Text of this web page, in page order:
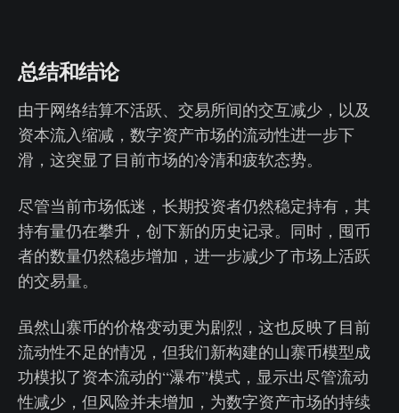
总结和结论
由于网络结算不活跃、交易所间的交互减少，以及
资本流入缩减，数字资产市场的流动性进一步下
滑，这突显了目前市场的冷清和疲软态势。
尽管当前市场低迷，长期投资者仍然稳定持有，其
持有量仍在攀升，创下新的历史记录。同时，囤币
者的数量仍然稳步增加，进一步减少了市场上活跃
的交易量。
虽然山寨币的价格变动更为剧烈，这也反映了目前
流动性不足的情况，但我们新构建的山寨币模型成
功模拟了资本流动的“瀑布”模式，显示出尽管流动
性减少，但风险并未增加，为数字资产市场的持续